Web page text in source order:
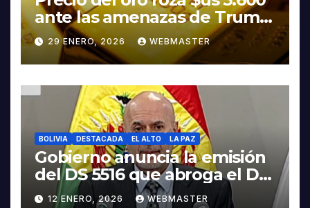
ante las amenazas de Trump
contra Irán
29 ENERO, 2026 WEBMASTER
BOLIVIA DESTACADA EL ALTO LA PAZ
Gobierno anuncia la emisión
del DS 5516 que abroga el DS
5503
12 ENERO, 2026 WEBMASTER